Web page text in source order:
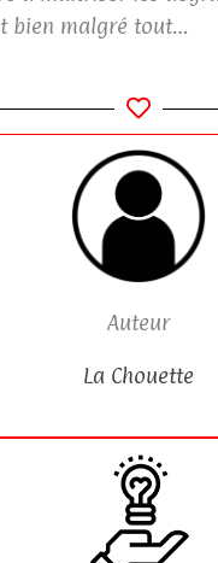
bien malgré tout…
Auteur
La Chouette